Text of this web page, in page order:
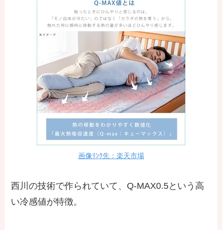
画像ﾘﾝｸ先：楽天市場
西川の技術で作られていて、Q-MAX0.5という高
い冷感値が特徴。